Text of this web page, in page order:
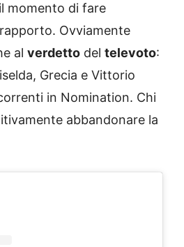
momento di fare
Ovviamente
al verdetto del televoto:
Grecia e Vittorio
in Nomination. Chi
abbandonare la